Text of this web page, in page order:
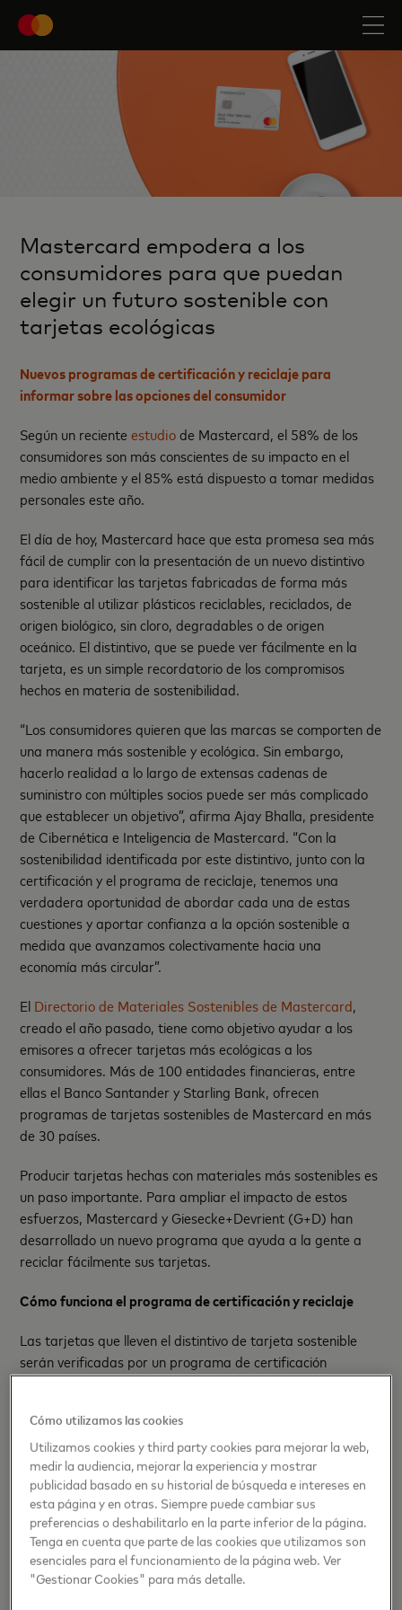
Mastercard empodera a los
consumidores para que puedan
elegir un futuro sostenible con
tarjetas ecológicas
Nuevos programas de certificación y reciclaje para
informar sobre las opciones del consumidor
Según un recienteestudiode Mastercard, el 58% de los
consumidores son más conscientes de su impacto en el
medio ambiente y el 85% está dispuesto a tomar medidas
personales este año.
El día de hoy, Mastercard hace que esta promesa sea más
fácil de cumplir con la presentación de un nuevo distintivo
para identificar las tarjetas fabricadas de forma más
sostenible al utilizar plásticos reciclables, reciclados, de
origen biológico, sin cloro, degradables o de origen
oceánico. El distintivo, que se puede ver fácilmente en la
tarjeta, es un simple recordatorio de los compromisos
hechos en materia de sostenibilidad.
“Los consumidores quieren que las marcas se comporten de
una manera más sostenible y ecológica. Sin embargo,
hacerlo realidad a lo largo de extensas cadenas de
suministro con múltiples socios puede ser más complicado
que establecer un objetivo”, afirma Ajay Bhalla, presidente
de Cibernética e Inteligencia de Mastercard. “Con la
sostenibilidad identificada por este distintivo, junto con la
certificación y el programa de reciclaje, tenemos una
verdadera oportunidad de abordar cada una de estas
cuestiones y aportar confianza a la opción sostenible a
medida que avanzamos colectivamente hacia una
economía más circular”.
El Directorio de Materiales Sostenibles de Mastercard,
creado el año pasado, tiene como objetivo ayudar a los
emisores a ofrecer tarjetas más ecológicas a los
consumidores. Más de 100 entidades financieras, entre
ellas el Banco Santander y Starling Bank, ofrecen
programas de tarjetas sostenibles de Mastercard en más
de 30 países.
Producir tarjetas hechas con materiales más sostenibles es
un paso importante. Para ampliar el impacto de estos
esfuerzos, Mastercard y Giesecke+Devrient (G+D) han
desarrollado un nuevo programa que ayuda a la gente a
reciclar fácilmente sus tarjetas.
Cómo funciona el programa de certificación y reciclaje
Las tarjetas que lleven el distintivo de tarjeta sostenible
serán verificadas por un programa de certificación
independiente, el primero de su clase, que evalúa las
referencia actuales del sector, se certificarán las tarjetas
que reduzcan significativamente el consumo de energía, el
consumo de materiales, la huella de carbono y los residuos.
Cada año, los puntos de referencia mejorarán a medida
que mejoren los niveles generales de sostenibilidad, para
seguir contribuyendo a una mejor gestión medioambiental.
Mastercard y G+D ofrecerán un conjunto de soluciones de
Cómo utilizamos las cookies
Utilizamos cookies y third party cookies para mejorar la web,
medir la audiencia, mejorar la experiencia y mostrar
publicidad basado en su historial de búsqueda e intereses en
esta página y en otras. Siempre puede cambiar sus
preferencias o deshabilitarlo en la parte inferior de la página.
Tenga en cuenta que parte de las cookies que utilizamos son
esenciales para el funcionamiento de la página web. Ver
"Gestionar Cookies" para más detalle.